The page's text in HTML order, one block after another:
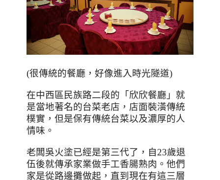
(很傳統的餐廳，好像進入時光隧道)
在中西區民族路二段的「欣欣餐廳」就
是當地著名的台菜老店，店面裝潢傳統
樸實，但是保有傳統台菜以及濃厚的人
情味。
老闆吳火塗已經是第三代了，自23歲退
伍後就傳承家業做手工香腸熟肉。他們
家是從路邊攤做起，直到現在有這三層